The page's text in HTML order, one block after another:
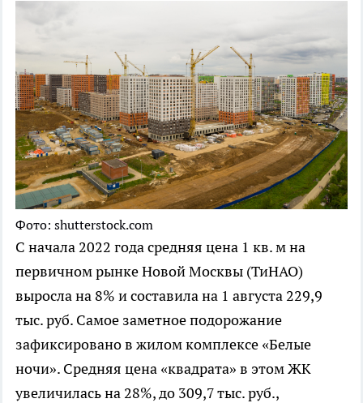
Фото: shutterstock.com
С начала 2022 года средняя цена 1 кв. м на
первичном рынке Новой Москвы (ТиНАО)
выросла на 8% и составила на 1 августа 229,9
тыс. руб. Самое заметное подорожание
зафиксировано в жилом комплексе «Белые
ночи». Средняя цена «квадрата» в этом ЖК
увеличилась на 28%, до 309,7 тыс. руб.,